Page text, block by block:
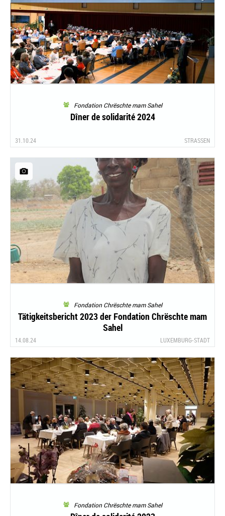
Fondation Chrëschte mam Sahel
Dîner de solidarité 2024
31.10.24 STRASSEN
Fondation Chrëschte mam Sahel
Tätigkeitsbericht 2023 der Fondation Chrëschte mam
Sahel
14.08.24 LUXEMBURG-STADT
Fondation Chrëschte mam Sahel